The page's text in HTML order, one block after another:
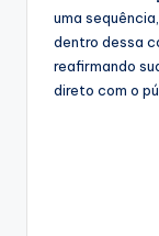
uma
dentro dessa
reafirmando
direto com o